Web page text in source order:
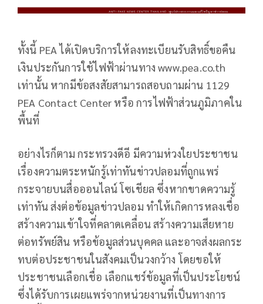
ทั้งนี้ PEA ได้เปิดบริการให้ลงทะเบียนรับสิทธิ์ขอคืน
เงินประกันการใช้ไฟฟ้าผ่านทาง www.pea.co.th
เท่านั้น หากมีข้อสงสัยสามารถสอบถามผ่าน 1129
PEA Contact Center หรือ การไฟฟ้าส่วนภูมิภาคใน
พื้นที่
อย่างไรก็ตาม กระทรวงดีอี มีความห่วงใยประชาชน
เรื่องความตระหนักรู้เท่าทันข่าวปลอมที่ถูกแพร่
กระจายบนสื่อออนไลน์ โซเชียล ซึ่งหากขาดความรู้
เท่าทัน ส่งต่อข้อมูลข่าวปลอม ทำให้เกิดการหลงเชื่อ
สร้างความเข้าใจที่คลาดเคลื่อน สร้างความเสียหาย
ต่อทรัพย์สิน หรือข้อมูลส่วนบุคคล และอาจส่งผลกระ
ทบต่อประชาชนในสังคมเป็นวงกว้าง โดยขอให้
ประชาชนเลือกเชื่อ เลือกแชร์ข้อมูลที่เป็นประโยชน์
ซึ่งได้รับการเผยแพร่จากหน่วยงานที่เป็นทางการ